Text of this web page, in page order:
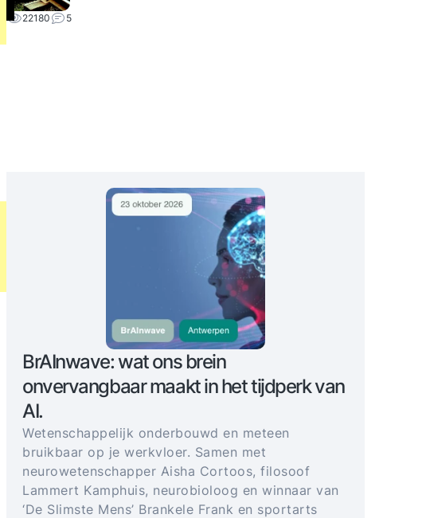
22180 5
BrAInwave: wat ons brein
onvervangbaar maakt in het tijdperk van
AI.
Wetenschappelijk onderbouwd en meteen
bruikbaar op je werkvloer. Samen met
neurowetenschapper Aisha Cortoos, filosoof
Lammert Kamphuis, neurobioloog en winnaar van
‘De Slimste Mens’ Brankele Frank en sportarts